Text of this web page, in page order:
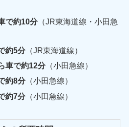
で約10分（JR東海道線・小田急
約5分（JR東海道線）
車で約12分（小田急線）
約8分（小田急線）
約7分（小田急線）